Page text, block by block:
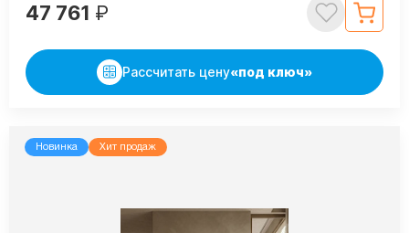
47 761 ₽
Рассчитать цену«под ключ»
Новинка Хит продаж